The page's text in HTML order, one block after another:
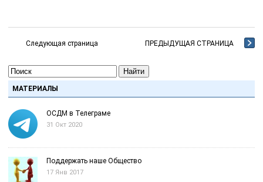
Следующая страница ПРЕДЫДУЩАЯ СТРАНИЦА
Найти
МАТЕРИАЛЫ
ОСДМ в Телеграме
31 Окт 2020
Поддержать наше Общество
17 Янв 2017